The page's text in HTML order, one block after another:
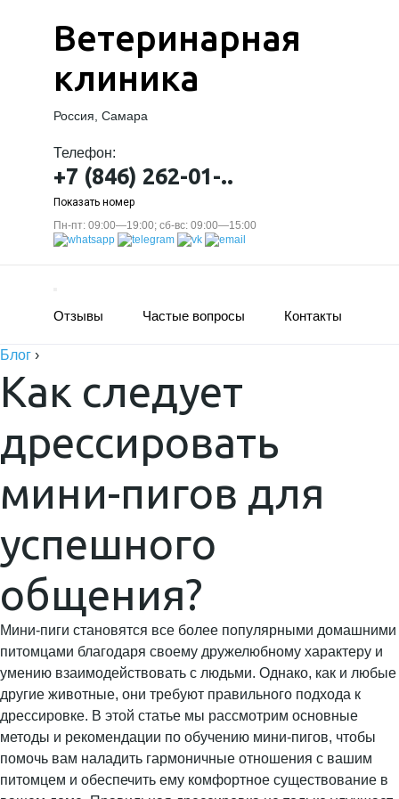
Ветеринарная
клиника
Россия, Самара
Телефон:
+7 (846) 262-01-..
Показать номер
Пн-пт: 09:00—19:00; сб-вс: 09:00—15:00
Отзывы Частые вопросы Контакты
Блог ›
Как следует
дрессировать
мини-пигов для
успешного
общения?
Мини-пиги становятся все более популярными домашними
питомцами благодаря своему дружелюбному характеру и
умению взаимодействовать с людьми. Однако, как и любые
другие животные, они требуют правильного подхода к
дрессировке. В этой статье мы рассмотрим основные
методы и рекомендации по обучению мини-пигов, чтобы
помочь вам наладить гармоничные отношения с вашим
питомцем и обеспечить ему комфортное существование в